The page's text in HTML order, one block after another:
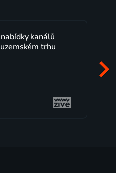
několik let s
Velký výběr
běžet k TV na